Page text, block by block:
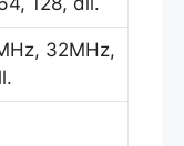
32MHz,